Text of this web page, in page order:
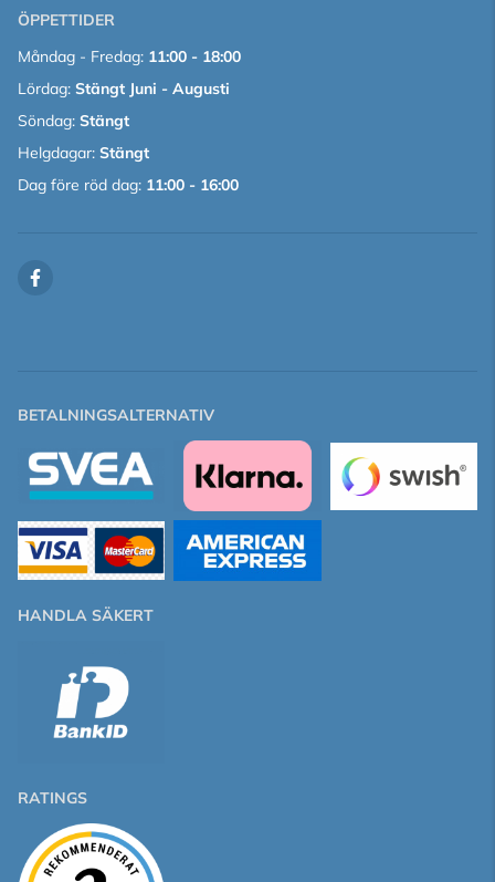
ÖPPETTIDER
Måndag - Fredag: 11:00 - 18:00
Lördag: Stängt Juni - Augusti
Söndag: Stängt
Helgdagar: Stängt
Dag före röd dag: 11:00 - 16:00
BETALNINGSALTERNATIV
HANDLA SÄKERT
RATINGS